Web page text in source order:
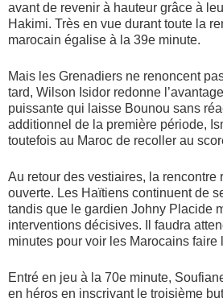
avant de revenir à hauteur grâce à
Hakimi. Très en vue durant toute la
marocain égalise à la 39e minute.
Mais les Grenadiers ne renoncent
tard, Wilson Isidor redonne
puissante qui laisse Bounou sans
additionnel de la première période,
toutefois au Maroc de recoller au
Au retour des vestiaires, la rencontre
ouverte. Les Haïtiens continuent de
tandis que le gardien Johny Placide
interventions décisives. Il faudra
minutes pour voir les Marocains faire
Entré en jeu à la 70e minute,
en héros en inscrivant le troisième